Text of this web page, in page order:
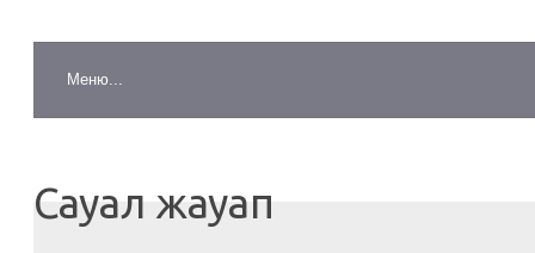
Сауал жауап